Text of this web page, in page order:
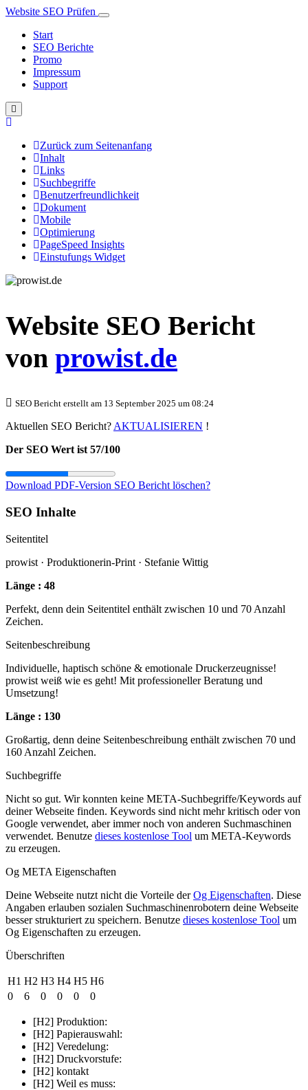
Website SEO Prüfen
Start
SEO Berichte
Promo
Impressum
Support
Zurück zum Seitenanfang
Inhalt
Links
Suchbegriffe
Benutzerfreundlichkeit
Dokument
Mobile
Optimierung
PageSpeed Insights
Einstufungs Widget
Website SEO Bericht
von prowist.de
SEO Bericht erstellt am 13 September 2025 um 08:24
Aktuellen SEO Bericht? AKTUALISIEREN !
Der SEO Wert ist 57/100
Download PDF-Version SEO Bericht löschen?
SEO Inhalte
Seitentitel
prowist · Produktionerin-Print · Stefanie Wittig
Länge : 48
Perfekt, denn dein Seitentitel enthält zwischen 10 und 70 Anzahl
Zeichen.
Seitenbeschreibung
Individuelle, haptisch schöne & emotionale Druckerzeugnisse!
prowist weiß wie es geht! Mit professioneller Beratung und
Umsetzung!
Länge : 130
Großartig, denn deine Seitenbeschreibung enthält zwischen 70 und
160 Anzahl Zeichen.
Suchbegriffe
Nicht so gut. Wir konnten keine META-Suchbegriffe/Keywords auf
deiner Webseite finden. Keywords sind nicht mehr kritisch oder von
Google verwendet, aber immer noch von anderen Suchmaschinen
verwendet. Benutze dieses kostenlose Tool um META-Keywords
zu erzeugen.
Og META Eigenschaften
Deine Webseite nutzt nicht die Vorteile derOg Eigenschaften. Diese
Angaben erlauben sozialen Suchmaschinenrobotern deine Webseite
besser strukturiert zu speichern. Benutze dieses kostenlose Tool um
Og Eigenschaften zu erzeugen.
Überschriften
H1 H2 H3 H4 H5 H6
0
6 0 0 0 0
[H2] Produktion:
[H2] Papierauswahl:
[H2] Veredelung:
[H2] Druckvorstufe:
[H2] kontakt
[H2] Weil es muss: